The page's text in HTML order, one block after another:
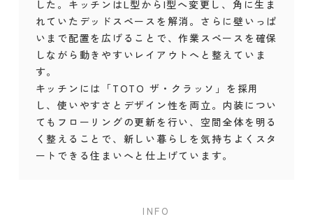
した。キッチンはL型からI型へ変更し、角に生ま
れていたデッドスペースを解消。さらに壁いっぱ
いまで配置を広げることで、作業スペースを確保
しながら動きやすいレイアウトへと整えていま
す。
キッチンには「TOTO ザ・クラッソ」を採用
し、使いやすさとデザイン性を両立。内装につい
てもフローリングの更新を行い、空間全体を明る
く整えることで、新しい暮らしを気持ちよくスタ
ートできる住まいへと仕上げています。
INFO